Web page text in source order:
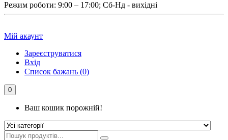
Режим роботи: 9:00 – 17:00; Сб-Нд - вихідні
Мій акаунт
Зареєструватися
Вхід
Список бажань (0)
0
Ваш кошик порожній!